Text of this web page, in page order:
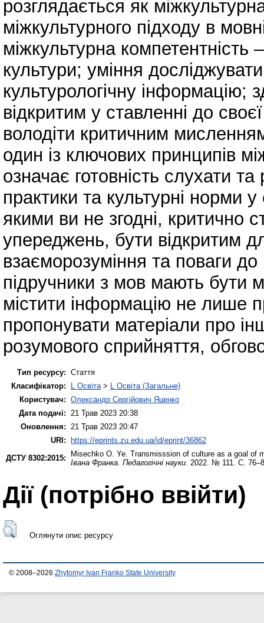
розглядається як
міжкультурного підходу в
міжкультурна компетентність
культури; уміння
культурологічну інформацію;
відкритим у ставленні до
володіти критичним
один із ключових принципів
означає готовність слухати та
практики та культурні норми у
якими ви не згодні, критично
упереджень, бути відкритим
взаєморозуміння та поваги до
підручники з мов мають бути
містити інформацію не лише
пропонувати матеріали про
розумового сприйняття,
Тип ресурсу: Стаття
Класифікатор:
L Освіта > L Освіта (Загальне)
Користувач: Олександр Сергійович Яценко
Дата подачі:
21 Трав 2023 20:38
Оновлення:
21 Трав 2023 20:47
URI: https://eprints.zu.edu.ua/id/eprint/36862
ДСТУ 8302:2015:
Misechko O. Ye. Transmisssion of culture as a goal of
Івана Франка. Педагогічні науки . 2022. № 111. С.
Дії ​​(потрібно ввійти)
Оглянути опис ресурсу
© 2008–2026 Zhytomyr Ivan Franko State University